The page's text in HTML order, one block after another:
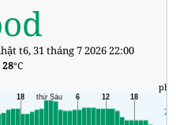
t6, 31 tháng 7 2026 22:00
28°C
24